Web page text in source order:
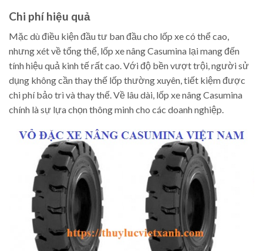
Chi phí hiệu quả
Mặc dù điều kiện đầu tư ban đầu cho lốp xe có thể cao,
nhưng xét về tổng thể, lốp xe nâng Casumina lại mang đến
tính hiệu quả kinh tế rất cao. Với độ bền vượt trội, người sử
dụng không cần thay thế lốp thường xuyên, tiết kiệm được
chi phí bảo trì và thay thế. Về lâu dài, lốp xe nâng Casumina
chính là sự lựa chọn thông minh cho các doanh nghiệp.